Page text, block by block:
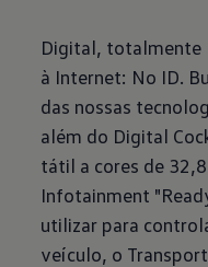
Digital, totalmente
à Internet: No ID.
das nossas
além do Digital
tátil a cores de
Infotainment
utilizar para
veículo, o